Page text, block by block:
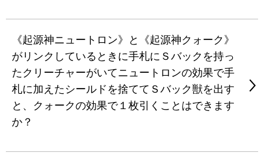
《起源神ニュートロン》と《起源神クォーク》
がリンクしているときに手札にＳバックを持っ
たクリーチャーがいてニュートロンの効果で手
札に加えたシールドを捨ててＳバック獣を出す
と、クォークの効果で１枚引くことはできます
か？